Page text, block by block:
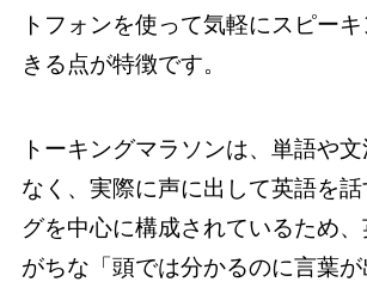
トフォンを使って気軽にスピー
きる点が特徴です。
トーキングマラソンは、単語や
なく、実際に声に出して英語を
グを中心に構成されているため、
がちな「頭では分かるのに言葉が